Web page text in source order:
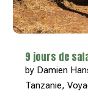
9 jours de
by Damien
Tanzanie,